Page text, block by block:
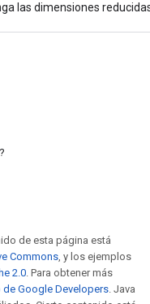
las dimensiones
de esta página está
Commons, y los ejemplos
2.0. Para obtener más
Google Developers. Java